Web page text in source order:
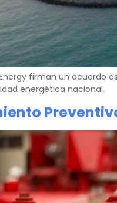
firman un acuerdo
energética nacional.